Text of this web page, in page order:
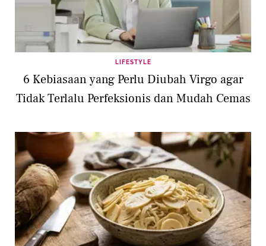
LIFESTYLE
6 Kebiasaan yang Perlu Diubah Virgo agar
Tidak Terlalu Perfeksionis dan Mudah Cemas